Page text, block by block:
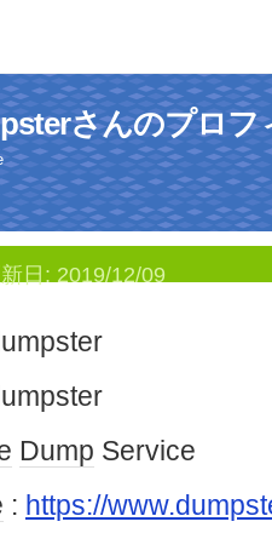
さんのプロフ
日: 2019/12/09
Dump Service
: https://